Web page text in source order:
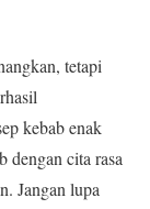
tetapi
kebab enak
dengan cita rasa
Jangan lupa